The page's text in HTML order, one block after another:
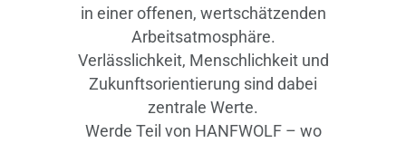
in einer offenen, wertschätzenden
Arbeitsatmosphäre.
Verlässlichkeit, Menschlichkeit und
Zukunftsorientierung sind dabei
zentrale Werte.
Werde Teil von HANFWOLF – wo